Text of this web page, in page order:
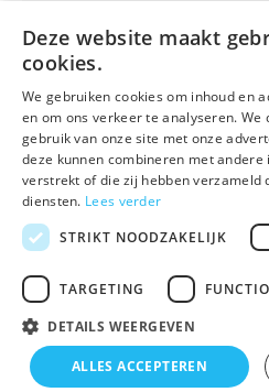
🌴 Wij zijn met vakantie t/m
KvK-nummer 14087571
BTW-nummer NL 815399145
© 2026 - Powered by
Algemene voorwaarden
Deze website maakt
cookies.
We gebruiken cookies om inhoud en
en om ons verkeer te analyseren.
gebruik van onze site met onze
deze kunnen combineren met
verstrekt of die zij hebben verzameld
diensten. Lees verder
STRIKT NOODZAKELIJK
TARGETING
DETAILS WEERGEVEN
ALLES ACCEPTEREN